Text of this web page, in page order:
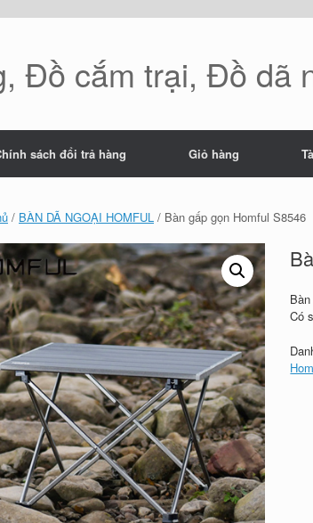
Đồ cắm trại, Đồ dã
sách đổi trả hàng Giỏ hàng
/ BÀN DÃ NGOẠI HOMFUL / Bàn gấp gọn Homful S8546
Có